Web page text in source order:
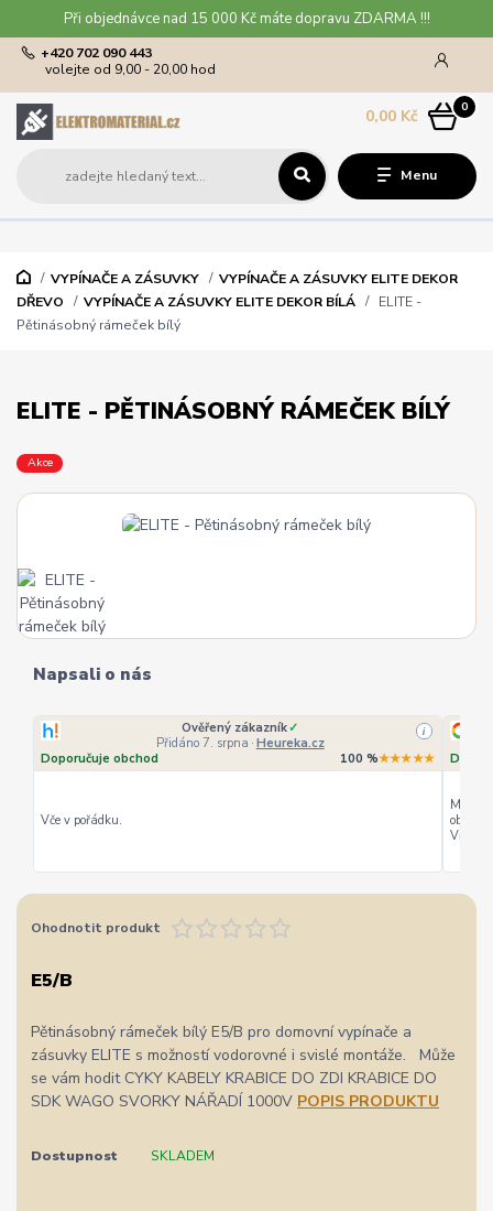
Při objednávce nad 15 000 Kč máte dopravu ZDARMA !!!
Menu
+420 702 090 443
volejte od 9,00 - 20,00 hod
0
0,00 Kč
VYPÍNAČE A ZÁSUVKY
VYPÍNAČE A ZÁSUVKY ELITE DEKOR
DŘEVO
VYPÍNAČE A ZÁSUVKY ELITE DEKOR BÍLÁ
ELITE -
Pětinásobný rámeček bílý
ELITE - PĚTINÁSOBNÝ RÁMEČEK BÍLÝ
Akce
Napsali o nás
Ověřený zákazník✓
Přidáno 7. srpna · Heureka.cz
i
Doporučuje obchod 100 %★★★★★
Vče v pořádku.
Můžu
Vřele
Ohodnotit produkt
E5/B
Pětinásobný rámeček bílý E5/B pro domovní vypínače a
zásuvky ELITE s možností vodorovné i svislé montáže. Může
se vám hodit CYKY KABELY KRABICE DO ZDI KRABICE DO
SDK WAGO SVORKY NÁŘADÍ 1000V POPIS PRODUKTU
Dostupnost SKLADEM